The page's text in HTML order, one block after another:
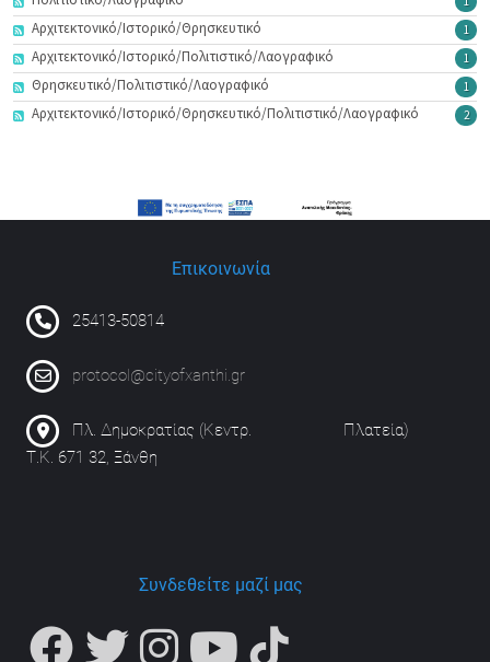
1
Αρχιτεκτονικό/Ιστορικό/Θρησκευτικό
1
Αρχιτεκτονικό/Ιστορικό/Πολιτιστικό/Λαογραφικό
1
Θρησκευτικό/Πολιτιστικό/Λαογραφικό
2
Αρχιτεκτονικό/Ιστορικό/Θρησκευτικό/Πολιτιστικό/Λαογραφικό
Επικοινωνία
25413-50814
protocol@cityofxanthi.gr
Πλ. Δημοκρατίας (Κεντρ. Πλατεία)
Τ.Κ. 671 32, Ξάνθη
Συνδεθείτε μαζί μας